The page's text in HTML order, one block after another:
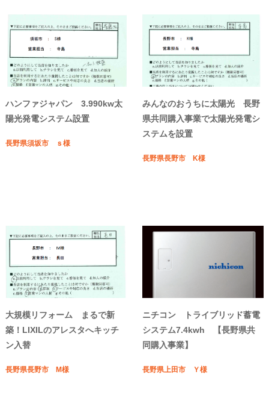
ハンファジャパン 3.990kw太
陽光発電システム設置
長野県須坂市 ｓ様
みんなのおうちに太陽光 長野
県共同購入事業で太陽光発電シ
ステムを設置
長野県長野市 K様
大規模リフォーム まるで新
築！LIXILのアレスタへキッチ
ン入替
長野県長野市 M様
ニチコン トライブリッド蓄電
システム7.4kwh 【長野県共
同購入事業】
長野県上田市 Ｙ様